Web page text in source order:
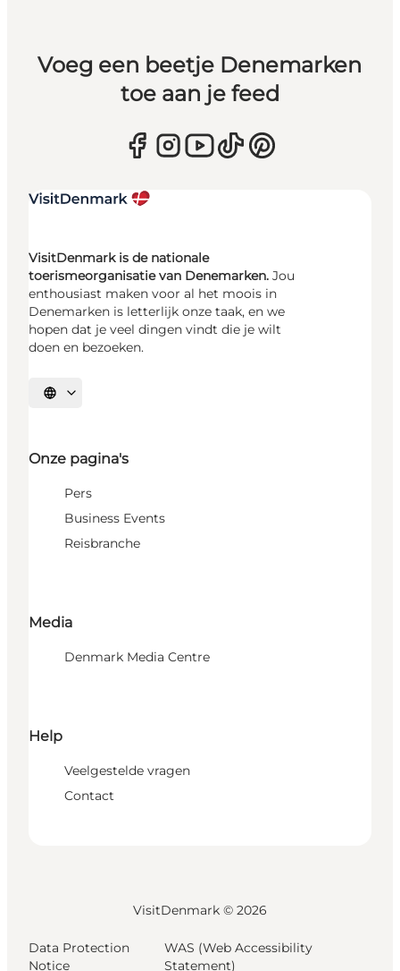
Voeg een beetje Denemarken
toe aan je feed
VisitDenmark is de nationale
toerismeorganisatie van Denemarken. Jou
enthousiast maken voor al het moois in
Denemarken is letterlijk onze taak, en we
hopen dat je veel dingen vindt die je wilt
doen en bezoeken.
Selecteer taal
Onze pagina's
Pers
Business Events
Reisbranche
Media
Denmark Media Centre
Help
Veelgestelde vragen
Contact
VisitDenmark © 2026
Data Protection
Notice
WAS (Web Accessibility
Statement)